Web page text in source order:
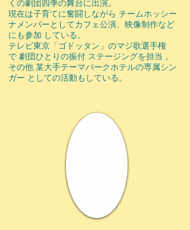
くの劇団四季の舞台に出演。
現在は子育てに奮闘しながら チームホッシー
ナメンバーとしてカフェ公演、映像制作など
にも参加 している。
テレビ東京「ゴドッタン」のマジ歌選手権
で 劇団ひとりの振付 ステージングを担当 。
その他 某大手テーマパークホテルの専属シン
ガー としての活動もしている。